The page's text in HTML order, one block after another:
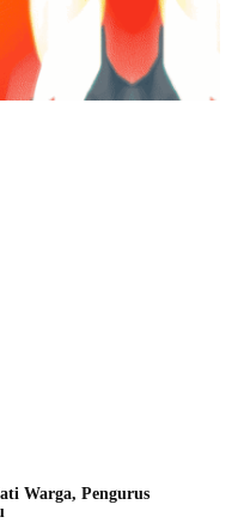
Warga, Pengurus